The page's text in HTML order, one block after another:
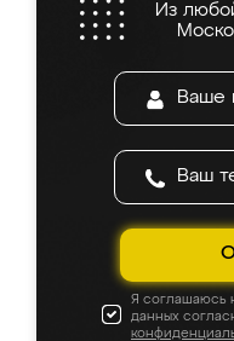
Из
Я соглашаюсь
данных